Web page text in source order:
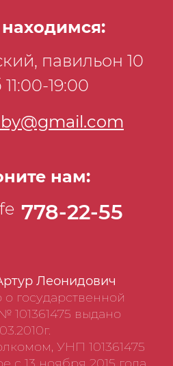
Леонидович
о государственной
101361475 выдано
УНП 101361475
павильон 10
19:00
нам:
778-22-55